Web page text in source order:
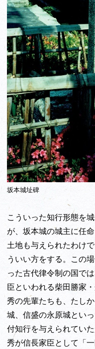
坂本城址碑
こういった知行形態を
が、坂本城の城主に任
土地も与えられたわけ
ういい方をする。この
った古代律令制の国で
臣といわれる柴田勝家
秀の先輩たちも、たし
城、信盛の永原城とい
付知行を与えられてい
秀が信長家臣として「